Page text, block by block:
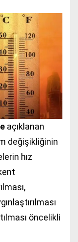
açıklanan
değişikliğinin
hız
öncelikli